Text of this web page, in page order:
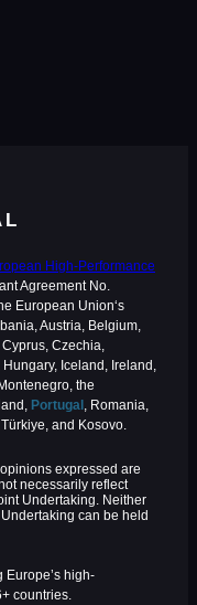
High-Performance
Agreement No.
European Union‘s
Austria, Belgium,
Czechia,
Iceland, Ireland,
the
Portugal , Romania,
and Kosovo.
expressed are
necessarily reflect
Undertaking. Neither
can be held
high-
countries.